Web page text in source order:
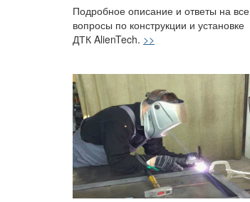
Подробное описание и ответы на все
вопросы по конструкции и установке
ДТК AlienTech. >>